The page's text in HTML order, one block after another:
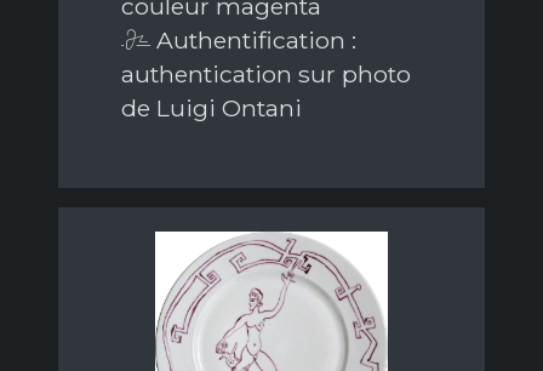
couleur magenta
Authentification :
authentication sur photo
de Luigi Ontani